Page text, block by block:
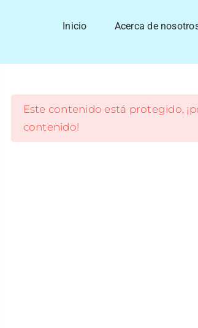
Inicio Acerca de
cursos
Chamanismo Energético Básico
Este contenido está protegido,
contenido!